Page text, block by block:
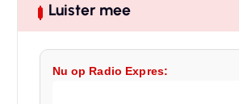
Luister mee
Nu op Radio Expres: